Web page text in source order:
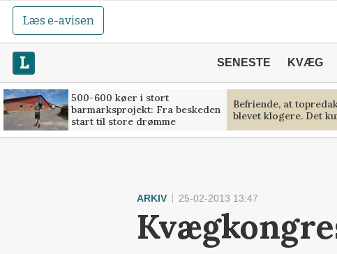
Læs e-avisen
SENESTE KVÆG
500-600 køer i stort
barmarksprojekt: Fra beskeden
start til store drømme
Befriende, at
blevet klogere. Det
ARKIV 25-02-2013 13:47